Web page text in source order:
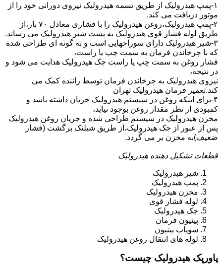
۱-پمپ هیدرولیک از طریق تسمه هیدرولیک نیروی دورانی خود را از
موتور دریافت می کند.
۲-پمپ هیدرولیک،روغن هیدرولیک را با فشاری معادل ۷۰ بار،از
طریق لوله فشار قوی هیدرولیک به پشت شیر هیدرولیک می رساند.
۳-شیر هیدرولیک دارای سوراخهایی است و به گونه ای طراحی شده
که با چرخاندن فرمان به سمت چپ یا راست،
فشار روغن به سمت چپ یا راست جک هیدرولیک هدایت می شود و
در نتیجه،
نیروی هیدرولیک به چرخاندن فرمان توسط راننده کمک می
کند.تعمیر فرمان هیدرولیک تهران
۴-برای اینکه روغن در سیستم هیدرولیک جریان داشته باشد و
کمبودی از نظر مقدار روغن بوجود نیاید،
مخزن هیدرولیک در سیستم طراحی شده و جریان روغن هیدرولیک
پس از عبور از جک هیدرولیک،از طریق شیلنک برگشت (فشار
ضعیف)به مخزن بر می گردد.
قطعات تشکیل دهنده هیدرولیک
شیر هیدرولیک
پمپ هیدرولیک
مخزن هیدرولیک
لوله فشار قوی
جک هیدرولیک
پینیون فرمان
سوپاپ پینیون
لوله های انتقال روغن هیدرولیک
پاورپک هیدرولیک چیست؟